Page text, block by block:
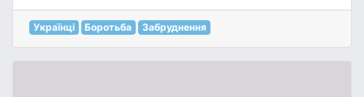
Українці Боротьба Забруднення